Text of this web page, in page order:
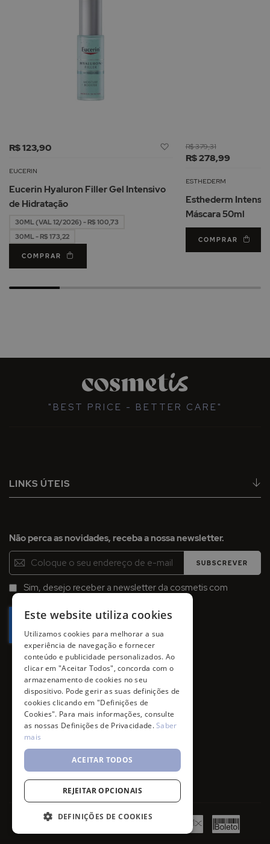
R$ 123,90
Adicionar
Desejos
EUCERIN
Eucerin Hyaluron Filler Gel Intensivo
de Hidratação
30ML (VAL 12/2026) - R$ 100,73
30ML - R$ 173,22
COMPRAR
R$ 278,99
R$ 379,31
ESTHEDERM
Esthederm
Máscara 50ml
COMPRAR
"BEST PRICE - BETTER CARE"
LINKS ÚTEIS
Não perca as novidades, receba a nossa newsletter.
Inscreva-
se
na
Newsletter:
SUBSCREVER
Sim, desejo receber a newsletter da cosmetis com
Este website utiliza cookies
Utilizamos cookies para melhorar a sua
experiência de navegação e fornecer
conteúdo e publicidade personalizados. Ao
clicar em "Aceitar Todos", concorda com o
armazenamento de cookies no seu
dispositivo. Pode gerir as suas definições de
cookies clicando em "Definições de
Cookies". Para mais informações, consulte
as nossas Definições de Privacidade.Saber
mais
ACEITAR TODOS
REJEITAR OPCIONAIS
DEFINIÇÕES DE COOKIES